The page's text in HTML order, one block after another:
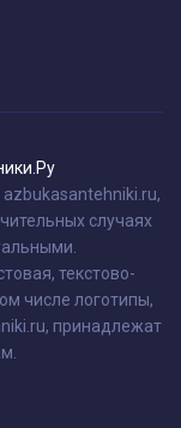
случаях
текстово-
числе логотипы,
принадлежат